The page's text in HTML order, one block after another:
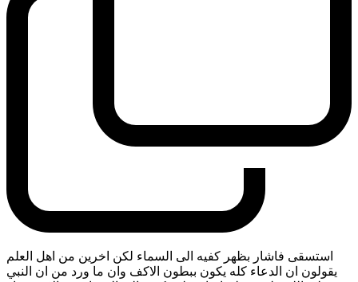
استسقى فاشار بظهر كفيه الى السماء لكن اخرين من اهل العلم
يقولون ان الدعاء كله يكون ببطون الاكف وان ما ورد من ان النبي